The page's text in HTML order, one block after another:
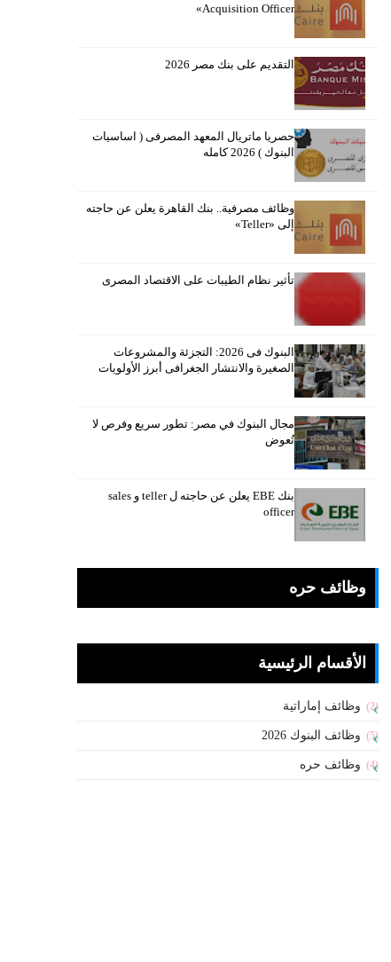
Acquisition Officer»
التقديم على بنك مصر 2026
حصريا ماتريال المعهد المصرفى ( اساسيات
البنوك ) 2026 كامله
وظائف مصرفية.. بنك القاهرة يعلن عن حاجته
إلى «Teller»
تأثير نظام الطيبات على الاقتصاد المصرى
البنوك فى 2026: التجزئة والمشروعات
الصغيرة والانتشار الجغرافى أبرز الأولويات
مجال البنوك في مصر: تطور سريع وفرص لا
تُعوض
بنك EBE يعلن عن حاجته ل teller و sales
officer
وظائف حره
الأقسام الرئيسية
وظائف إماراتية (2)
وظائف البنوك 2026 (5)
وظائف حره (4)